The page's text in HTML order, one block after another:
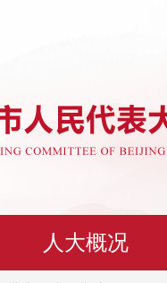
人大概况